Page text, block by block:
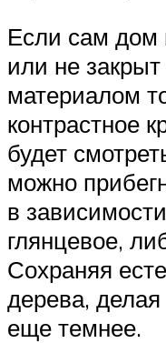
Если сам дом
или не
материалом
контрастное
будет
можно
в
глянцевое,
Сохраняя
дерева,
еще темнее.